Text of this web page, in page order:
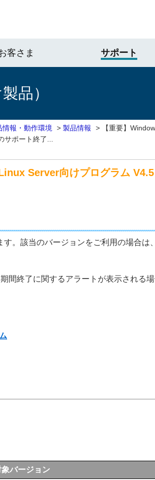
客さま サポート
品）
情報・動作環境 > 製品情報 >
【重要】
ポート終了...
Server向けプログラム
。該当のバージョンをご利用の場合は
終了に関するアラートが表示される場
象バージョン